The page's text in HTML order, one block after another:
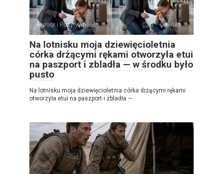
Humor i Pozytywność 0 489
Na lotnisku moja dziewięcioletnia
córka drżącymi rękami otworzyła etui
na paszport i zbladła — w środku było
pusto
Na lotnisku moja dziewięcioletnia córka drżącymi rękami
otworzyła etui na paszport i zbladła —